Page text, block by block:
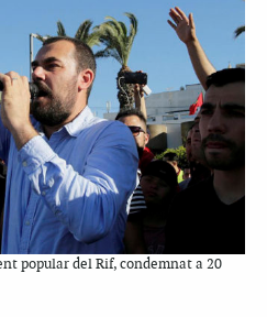
popular del Rif, condemnat a 20